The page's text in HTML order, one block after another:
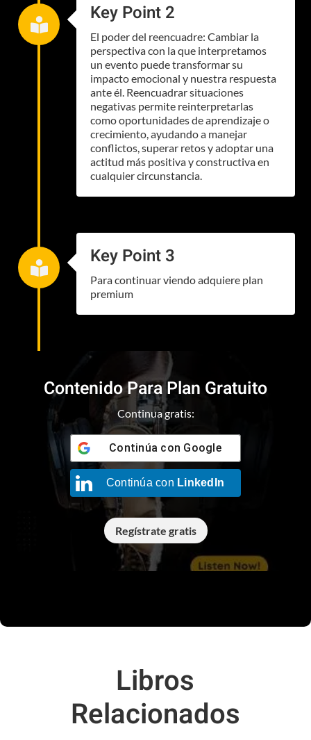
 Key Point 2
El poder del reencuadre: Cambiar la
perspectiva con la que interpretamos
un evento puede transformar su
impacto emocional y nuestra respuesta
ante él. Reencuadrar situaciones
negativas permite reinterpretarlas
como oportunidades de aprendizaje o
crecimiento, ayudando a manejar
conflictos, superar retos y adoptar una
actitud más positiva y constructiva en
cualquier circunstancia.
 Key Point 3
Para continuar viendo adquiere plan
premium
Contenido Para Plan Gratuito
Continua gratis:
Continúa con Google
Continúa con LinkedIn
Regístrate gratis
Libros
Relacionados